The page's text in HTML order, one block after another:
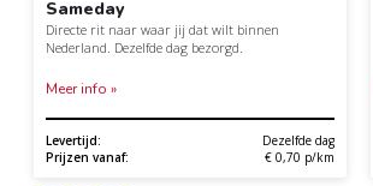
Sameday
Directe rit naar waar jij dat wilt binnen
Nederland. Dezelfde dag bezorgd.
Meer info »
Levertijd:
Dezelfde dag
Prijzen vanaf:
€ 0,70 p/km